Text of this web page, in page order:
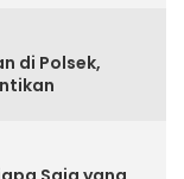
di Polsek,